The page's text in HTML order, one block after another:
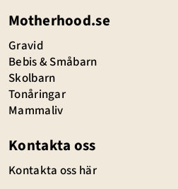
Motherhood.se
Gravid
Bebis & Småbarn
Skolbarn
Tonåringar
Mammaliv
Kontakta oss
Kontakta oss här